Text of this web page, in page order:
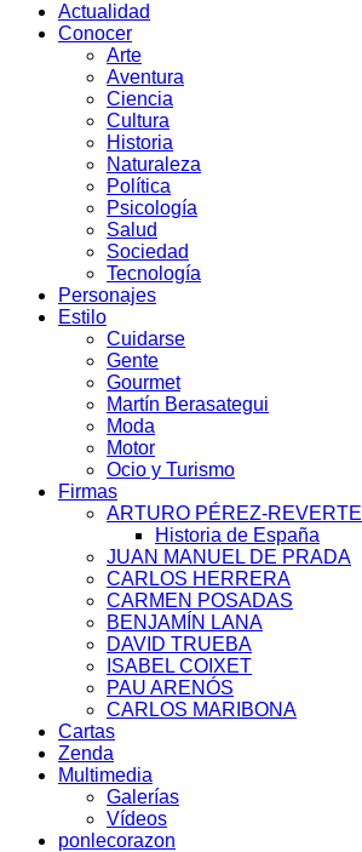
Actualidad
Conocer
Arte
Aventura
Ciencia
Cultura
Historia
Naturaleza
Política
Psicología
Salud
Sociedad
Tecnología
Personajes
Estilo
Cuidarse
Gente
Gourmet
Martín Berasategui
Moda
Motor
Ocio y Turismo
Firmas
ARTURO PÉREZ-REVERTE
Historia de España
JUAN MANUEL DE PRADA
CARLOS HERRERA
CARMEN POSADAS
BENJAMÍN LANA
DAVID TRUEBA
ISABEL COIXET
PAU ARENÓS
CARLOS MARIBONA
Cartas
Zenda
Multimedia
Galerías
Vídeos
ponlecorazon